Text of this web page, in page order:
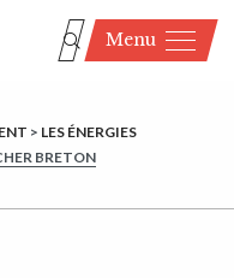
Menu
> LES ÉNERGIES
BRETON